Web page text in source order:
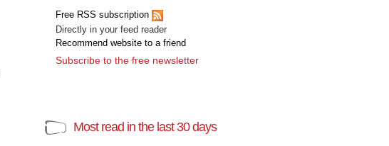
Free RSS subscription
Directly in your feed reader
Recommend website to a friend
Subscribe to the free newsletter
Most read in the last 30 days